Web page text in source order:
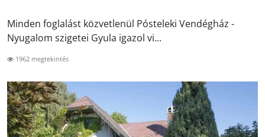
Minden foglalást közvetlenül Pósteleki Vendégház -
Nyugalom szigetei Gyula igazol vi...
1962 megtekintés